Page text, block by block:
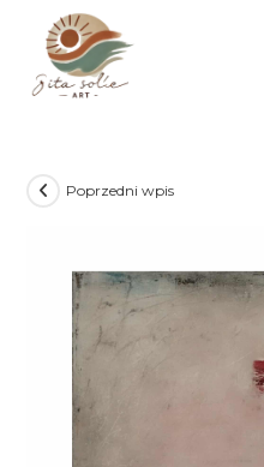
Poprzedni wpis